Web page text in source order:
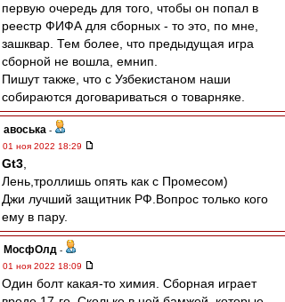
первую очередь для того, чтобы он попал в
реестр ФИФА для сборных - то это, по мне,
зашквар. Тем более, что предыдущая игра
сборной не вошла, емнип.
Пишут также, что с Узбекистаном наши
собираются договариваться о товарняке.
авоська -
01 ноя 2022 18:29
Gt3
Лень,троллишь опять как с Промесом)
Джи лучший защитник РФ.Вопрос только кого
ему в пару.
МосфОлд -
01 ноя 2022 18:09
Один болт какая-то химия. Сборная играет